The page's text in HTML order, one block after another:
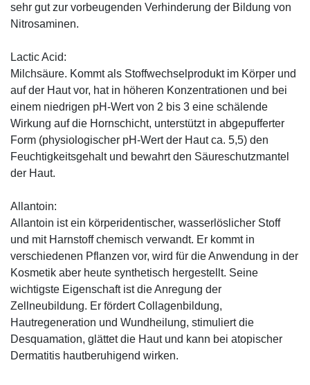
sehr gut zur vorbeugenden Verhinderung der Bildung von
Nitrosaminen.
Lactic Acid:
Milchsäure. Kommt als Stoffwechselprodukt im Körper und
auf der Haut vor, hat in höheren Konzentrationen und bei
einem niedrigen pH-Wert von 2 bis 3 eine schälende
Wirkung auf die Hornschicht, unterstützt in abgepufferter
Form (physiologischer pH-Wert der Haut ca. 5,5) den
Feuchtigkeitsgehalt und bewahrt den Säureschutzmantel
der Haut.
Allantoin:
Allantoin ist ein körperidentischer, wasserlöslicher Stoff
und mit Harnstoff chemisch verwandt. Er kommt in
verschiedenen Pflanzen vor, wird für die Anwendung in der
Kosmetik aber heute synthetisch hergestellt. Seine
wichtigste Eigenschaft ist die Anregung der
Zellneubildung. Er fördert Collagenbildung,
Hautregeneration und Wundheilung, stimuliert die
Desquamation, glättet die Haut und kann bei atopischer
Dermatitis hautberuhigend wirken.